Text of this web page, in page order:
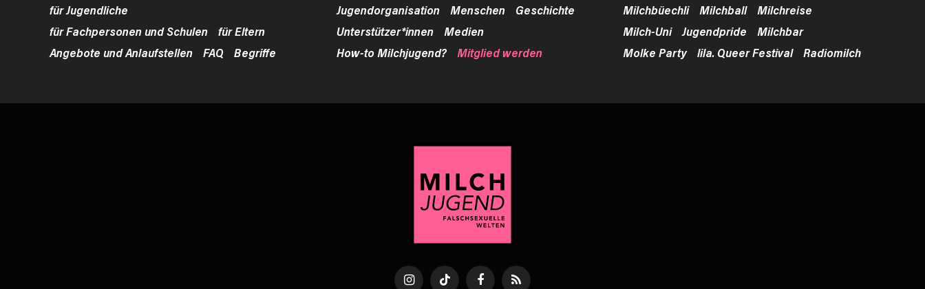
für Jugendliche
für Fachpersonen und Schulen
für Eltern
Angebote und Anlaufstellen
FAQ Begriffe
Jugendorganisation Menschen
Geschichte
Unterstützer*innen
Medien
How-to Milchjugend?
Mitglied werden
Milchbüechli Milchball
Milchreise
Milch-Uni
Jugendpride
Milchbar
Molke Party
lila. Queer Festival Radiomilch
InstagramTikTok FacebookRSS